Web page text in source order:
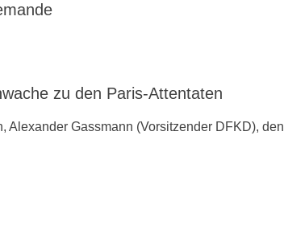
zu den ‪Paris-Attentaten
Alexander Gassmann (Vorsitzender ‪‎DFKD), den